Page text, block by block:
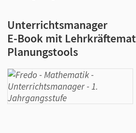
Unterrichtsmanager
E-Book mit
Planungstools